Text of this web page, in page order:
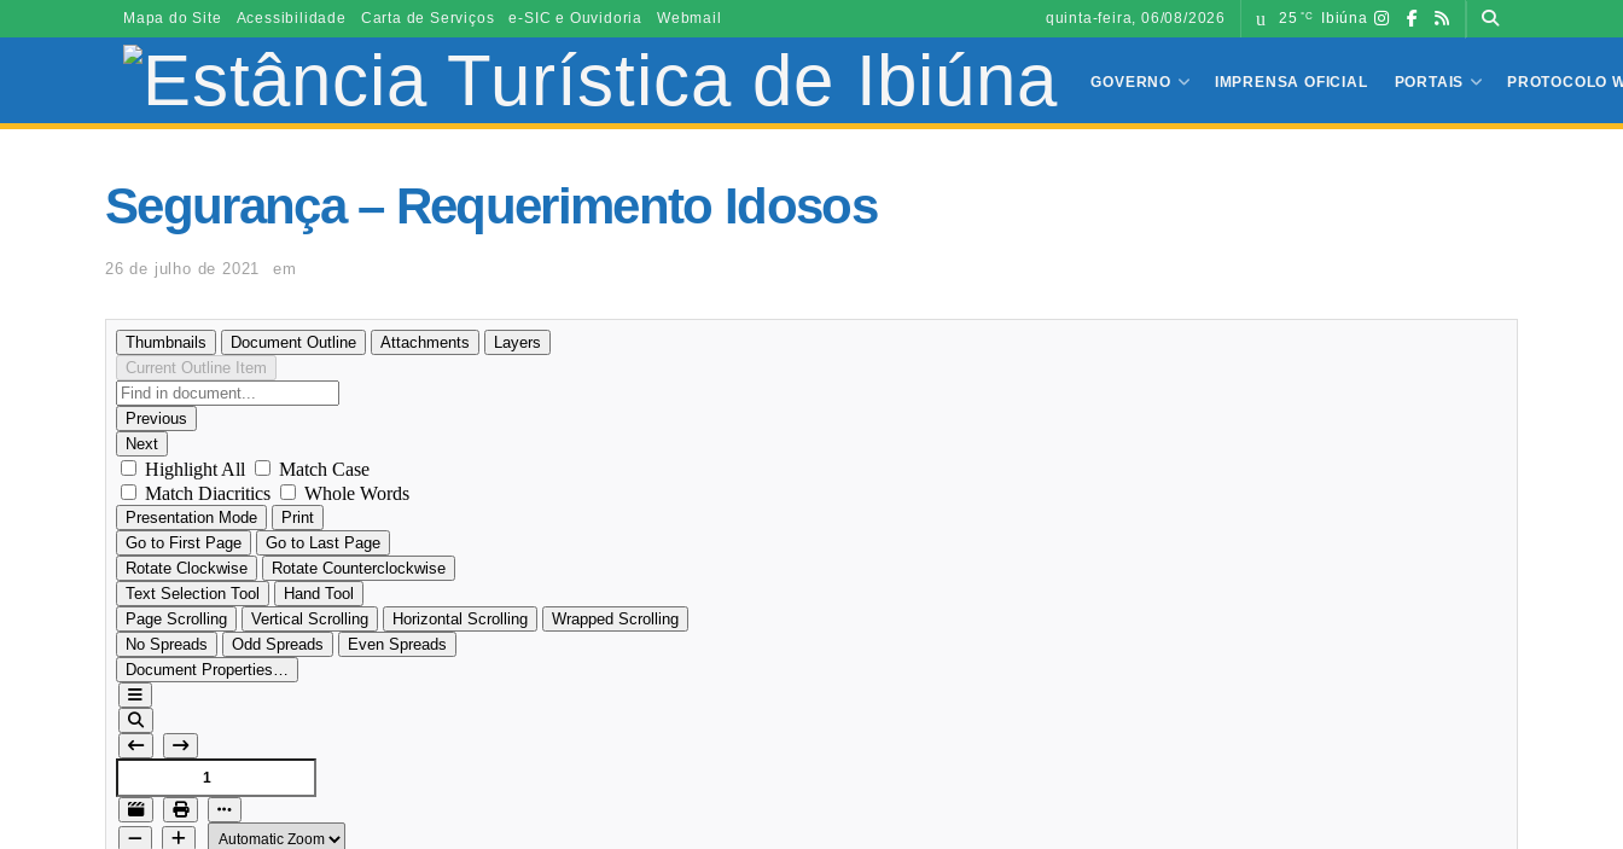
Mapa do Site Acessibilidade Carta de Serviços e-SIC e Ouvidoria Webmail quinta-feira, 06/08/2026 25 °C Ibiúna
GOVERNO IMPRENSA OFICIAL PORTAIS PROTOCOLO
Segurança – Requerimento Idosos
26 de julho de 2021 em